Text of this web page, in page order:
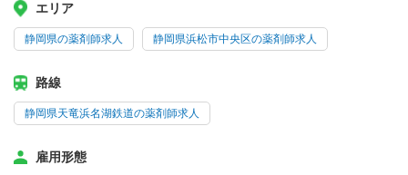
エリア
静岡県の薬剤師求人 静岡県浜松市中央区の薬剤師求人
路線
静岡県天竜浜名湖鉄道の薬剤師求人
雇用形態